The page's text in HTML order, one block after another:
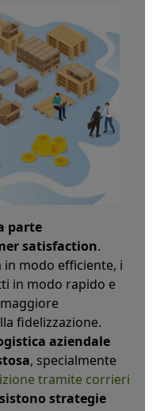
parte
satisfaction.
modo efficiente, i
in modo rapido e
fidelizzazione.
aziendale
, specialmente
tramite corrieri
strategie